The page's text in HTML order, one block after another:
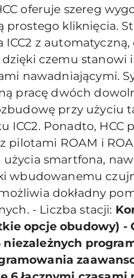
oferuje szereg
kliknięcia.
z
czemu
nawadniającymi.
pracę dwóch
przy użyciu
ICC2. Ponadto,
pilotami ROAM i
smartfona,
wbudowanemu
dokładny
- Liczba stacji:
opcje obudowy)